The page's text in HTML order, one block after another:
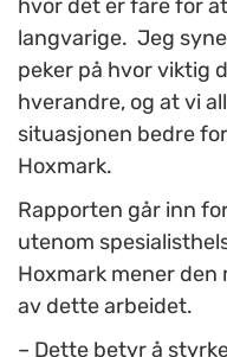
hvor det er fare for
langvarige. Jeg
peker på hvor viktig
hverandre, og at vi
situasjonen bedre
Hoxmark.
Rapporten går inn
utenom
Hoxmark mener den
av dette arbeidet.
– Dette betyr å